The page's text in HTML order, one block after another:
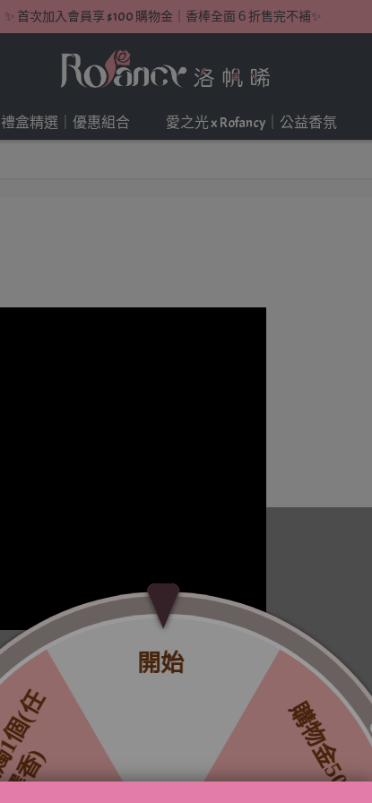
✨ 首次加入會員享 $100 購物金｜香棒全面６折售完不補✨
禮盒精選｜優惠組合 愛之光 x Rofancy｜公益香氛